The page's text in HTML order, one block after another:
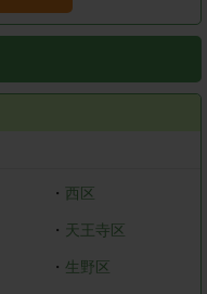
・ 西区
・ 天王寺区
・ 生野区